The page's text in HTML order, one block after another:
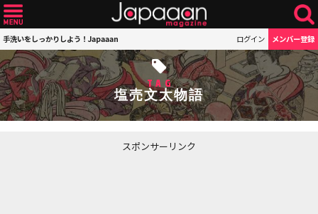
手洗いをしっかりしよう！Japaaan ログイン メンバー登録
TAG
塩売文太物語
スポンサーリンク